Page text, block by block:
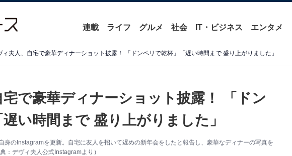
連載 ライフ グルメ 社会 IT・ビジネス エンタメ
ィ夫人、自宅で豪華ディナーショット披露！ 「ドンペリで乾杯」「遅い時間まで 盛り上がりました」
で豪華ディナーショット披露！ 「ドン
い時間まで 盛り上がりました」
身のInstagramを更新。自宅に友人を招いて遅めの新年会をしたと報告し、豪華なディナーの写真を
：デヴィ夫人公式Instagramより）